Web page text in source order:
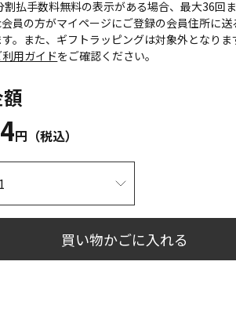
割払手数料無料の表示がある場合、最大36回
員の方がマイページにご登録の会員住所に送
。また、ギフトラッピングは対象外となりま
利用ガイドをご確認ください。
円（税込）
買い物かごに入れる